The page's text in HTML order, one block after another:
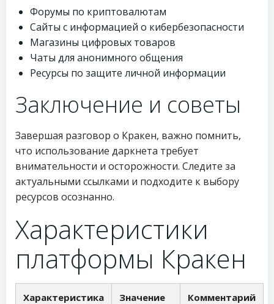
Форумы по криптовалютам
Сайты с информацией о кибербезопасности
Магазины цифровых товаров
Чаты для анонимного общения
Ресурсы по защите личной информации
Заключение и советы
Завершая разговор о Кракен, важно помнить,
что использование даркнета требует
внимательности и осторожности. Следите за
актуальными ссылками и подходите к выбору
ресурсов осознанно.
Характеристики
платформы Кракен
Характеристика Значение Комментарий